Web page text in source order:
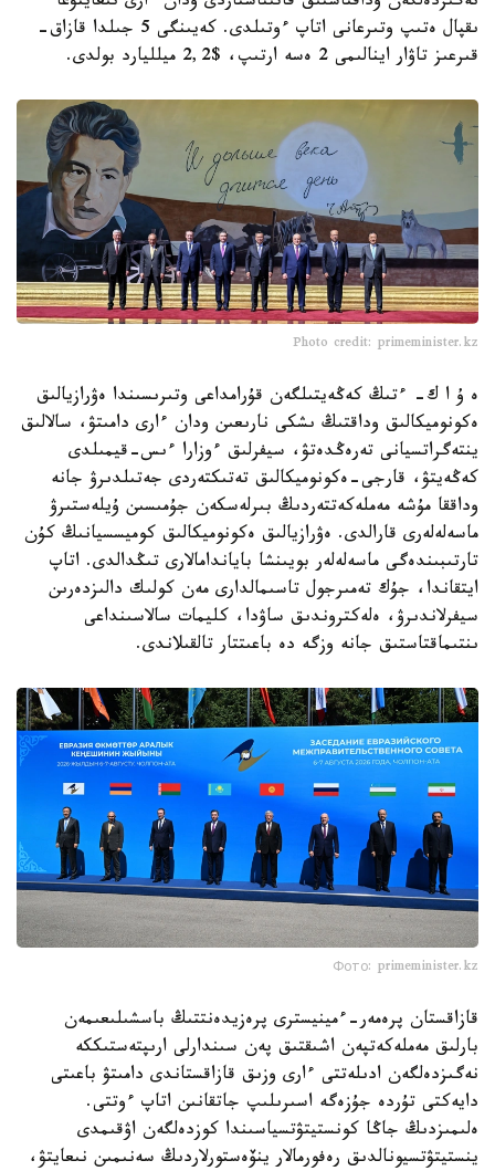
ىقپال ەتىپ وتىرعانى اتاپ ءوتىلدى. كەيىنگى 5 جىلدا قازاق-
قىرعىز تاۋار اينالىمى 2 ەسە ارتىپ، $2,2 ميلليارد بولدى.
Photo credit: primeminister.kz
ە ۇ ا ك- ءتىڭ كەڭەيتىلگەن قۇرامداعى وتىرىسىندا ەۋرازيالىق
ەكونوميكالىق وداقتىڭ ىشكى نارىعىن ودان ءارى دامىتۋ، سالالىق
ينتەگراتسيانى تەرەڭدەتۋ، سيفرلىق ءوزارا ءىس-قيمىلدى
كەڭەيتۋ، قارجى-ەكونوميكالىق تەتىكتەردى جەتىلدىرۋ جانە
وداققا مۇشە مەملەكەتتەردىڭ بىرلەسكەن جۇمىسىن ۇيلەستىرۋ
ماسەلەلەرى قارالدى. ەۋرازيالىق ەكونوميكالىق كوميسسيانىڭ كۇن
تارتىبىندەگى ماسەلەلەر بويىنشا باياندامالارى تىڭدالدى. اتاپ
ايتقاندا، جۇك تەمىرجول تاسىمالدارى مەن كولىك دالىزدەرىن
سيفرلاندىرۋ، ەلەكتروندىق ساۋدا، كليمات سالاسىنداعى
ىنتىماقتاستىق جانە وزگە دە باعىتتار تالقىلاندى.
Фото: primeminister.kz
قازاقستان پرەمەر-ءمينيسترى پرەزيدەنتتىڭ باسشىلىعىمەن
بارلىق مەملەكەتپەن اشىقتىق پەن سىندارلى ارىپتەستىككە
نەگىزدەلگەن ادىلەتتى ءارى وزىق قازاقستاندى دامىتۋ باعىتى
دايەكتى تۇردە جۇزەگە اسىرىلىپ جاتقانىن اتاپ ءوتتى.
ەلىمىزدىڭ جاڭا كونستيتۋتسياسىندا كوزدەلگەن اۋقىمدى
ينستيتۋتسيونالدىق رەفورمالار ينۆەستورلاردىڭ سەنىمىن نىعايتۋ،